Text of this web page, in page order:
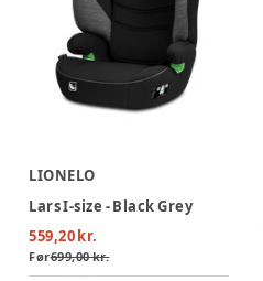
LIONELO
Lars I-size - Black Grey
559,20 kr.
Før699,00 kr.